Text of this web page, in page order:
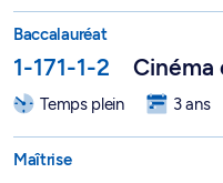
Baccalauréat
1-171-1-2 Cinéma
Temps plein 3 ans
Maîtrise en cinéma, jeu
Maîtrise